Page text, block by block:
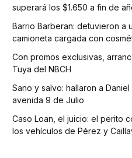
superará los $1.650 a fin de
Barrio Barberan: detuvieron a
camioneta cargada con
Con promos exclusivas,
Tuya del NBCH
Sano y salvo: hallaron a
avenida 9 de Julio
Caso Loan, el juicio: el perito
los vehículos de Pérez y